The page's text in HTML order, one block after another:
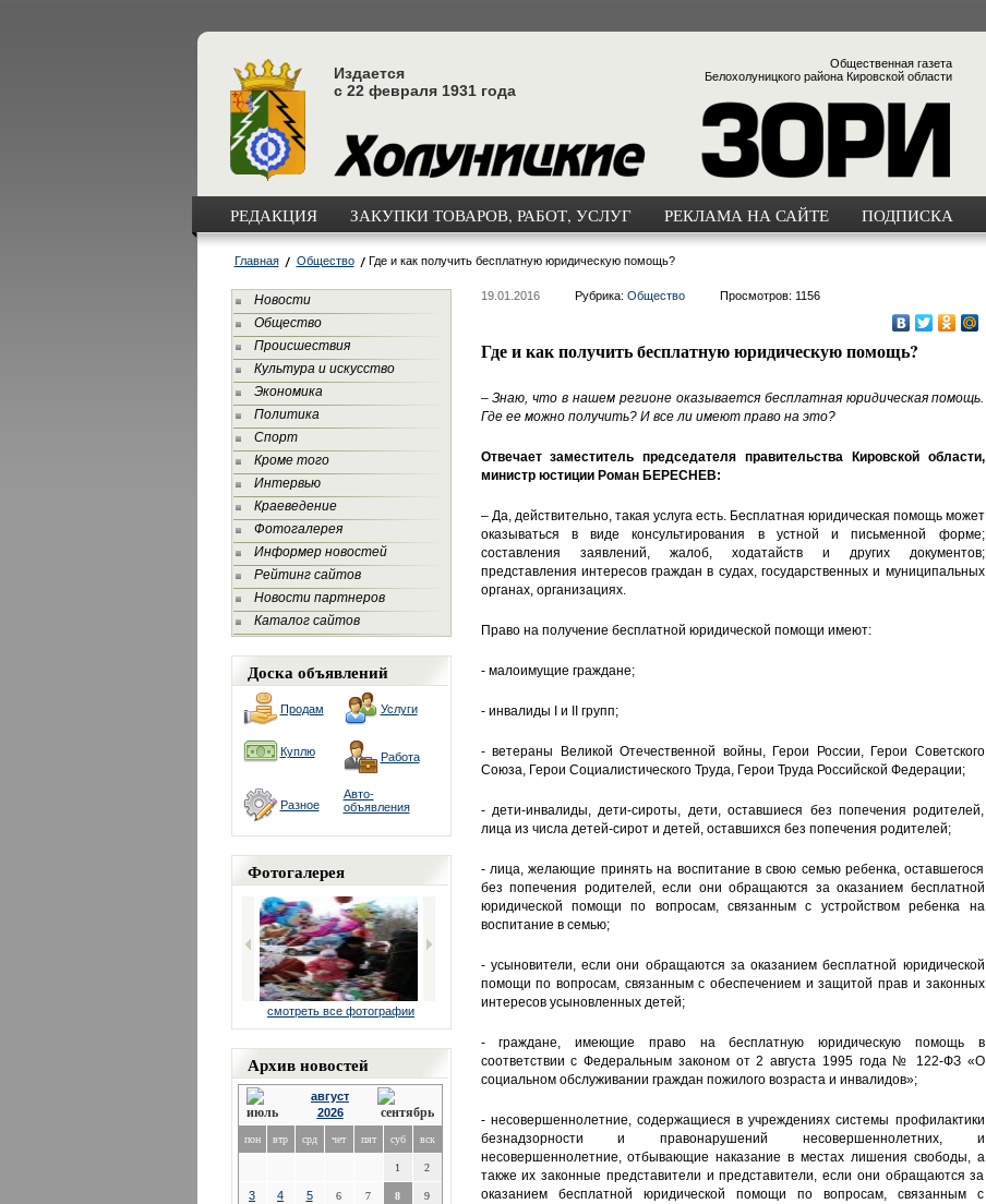
Издается
с 22 февраля 1931 года
Общественная газета
Белохолуницкого района Кировской области
РЕДАКЦИЯ ЗАКУПКИ ТОВАРОВ, РАБОТ, УСЛУГ РЕКЛАМА НА САЙТЕ ПОДПИСКА
Главная Общество Где и как получить бесплатную юридическую помощь?
Новости
Общество
Происшествия
Культура и искусство
Экономика
Политика
Спорт
Кроме того
Интервью
Краеведение
Фотогалерея
Информер новостей
Рейтинг сайтов
Новости партнеров
Каталог сайтов
Доска объявлений
Продам Услуги
Куплю Работа
Разное
Авто-
объявления
Фотогалерея
смотреть все фотографии
Архив новостей
август
2026
пон втр срд чет пят суб вск
1 2
3 4 5 6 7 8 9
19.01.2016 Рубрика: Общество Просмотров: 1156
Где и как получить бесплатную юридическую помощь?
– Знаю, что в нашем регионе оказывается бесплатная юридическая помощь.
Где ее можно получить? И все ли имеют право на это?
Отвечает заместитель председателя правительства Кировской области,
министр юстиции Роман БЕРЕСНЕВ:
– Да, действительно, такая услуга есть. Бесплатная юридическая помощь может
оказываться в виде консультирования в устной и письменной форме;
составления заявлений, жалоб, ходатайств и других документов;
представления интересов граждан в судах, государственных и муниципальных
органах, организациях.
Право на получение бесплатной юридической помощи имеют:
- малоимущие граждане;
- инвалиды I и II групп;
- ветераны Великой Отечественной войны, Герои России, Герои Советского
Союза, Герои Социалистического Труда, Герои Труда Российской Федерации;
- дети-инвалиды, дети-сироты, дети, оставшиеся без попечения родителей,
лица из числа детей-сирот и детей, оставшихся без попечения родителей;
- лица, желающие принять на воспитание в свою семью ребенка, оставшегося
без попечения родителей, если они обращаются за оказанием бесплатной
юридической помощи по вопросам, связанным с устройством ребенка на
воспитание в семью;
- усыновители, если они обращаются за оказанием бесплатной юридической
помощи по вопросам, связанным с обеспечением и защитой прав и законных
интересов усыновленных детей;
- граждане, имеющие право на бесплатную юридическую помощь в
соответствии с Федеральным законом от 2 августа 1995 года № 122-ФЗ «О
социальном обслуживании граждан пожилого возраста и инвалидов»;
- несовершеннолетние, содержащиеся в учреждениях системы профилактики
безнадзорности и правонарушений несовершеннолетних, и
несовершеннолетние, отбывающие наказание в местах лишения свободы, а
также их законные представители и представители, если они обращаются за
оказанием бесплатной юридической помощи по вопросам, связанным с